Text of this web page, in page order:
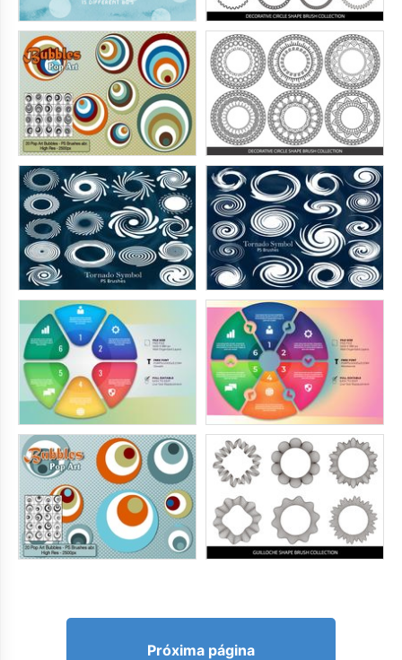
Próxima página